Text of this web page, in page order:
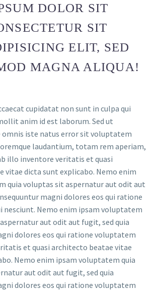
DOLOR SIT
SIT
ELIT, SED
MAGNA ALIQUA!
cupidatat non sunt in culpa qui
anim id est laborum. Sed ut
omnis iste natus error sit voluptatem
laudantium, totam rem aperiam,
illo inventore veritatis et quasi
vitae dicta sunt explicabo. Nemo enim
quia voluptas sit aspernatur aut odit aut
magni dolores eos qui ratione
nesciunt. Nemo enim ipsam voluptatem
aut odit aut fugit, sed quia
dolores eos qui ratione voluptatem
et quasi architecto beatae vitae
Nemo enim ipsam voluptatem quia
aut odit aut fugit, sed quia
dolores eos qui ratione voluptatem